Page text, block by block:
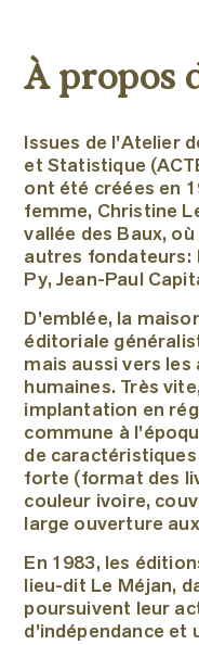
À propos
Issues de l’Atelier
et Statistique
ont été créées en
femme, Christine
vallée des Baux,
autres fondateurs:
Py, Jean-Paul
D’emblée, la
éditoriale
mais aussi vers les
humaines. Très
implantation en
commune à
de
forte (format des
couleur ivoire,
large ouverture
En 1983, les
lieu-dit Le Méjan,
poursuivent leur
d’indépendance